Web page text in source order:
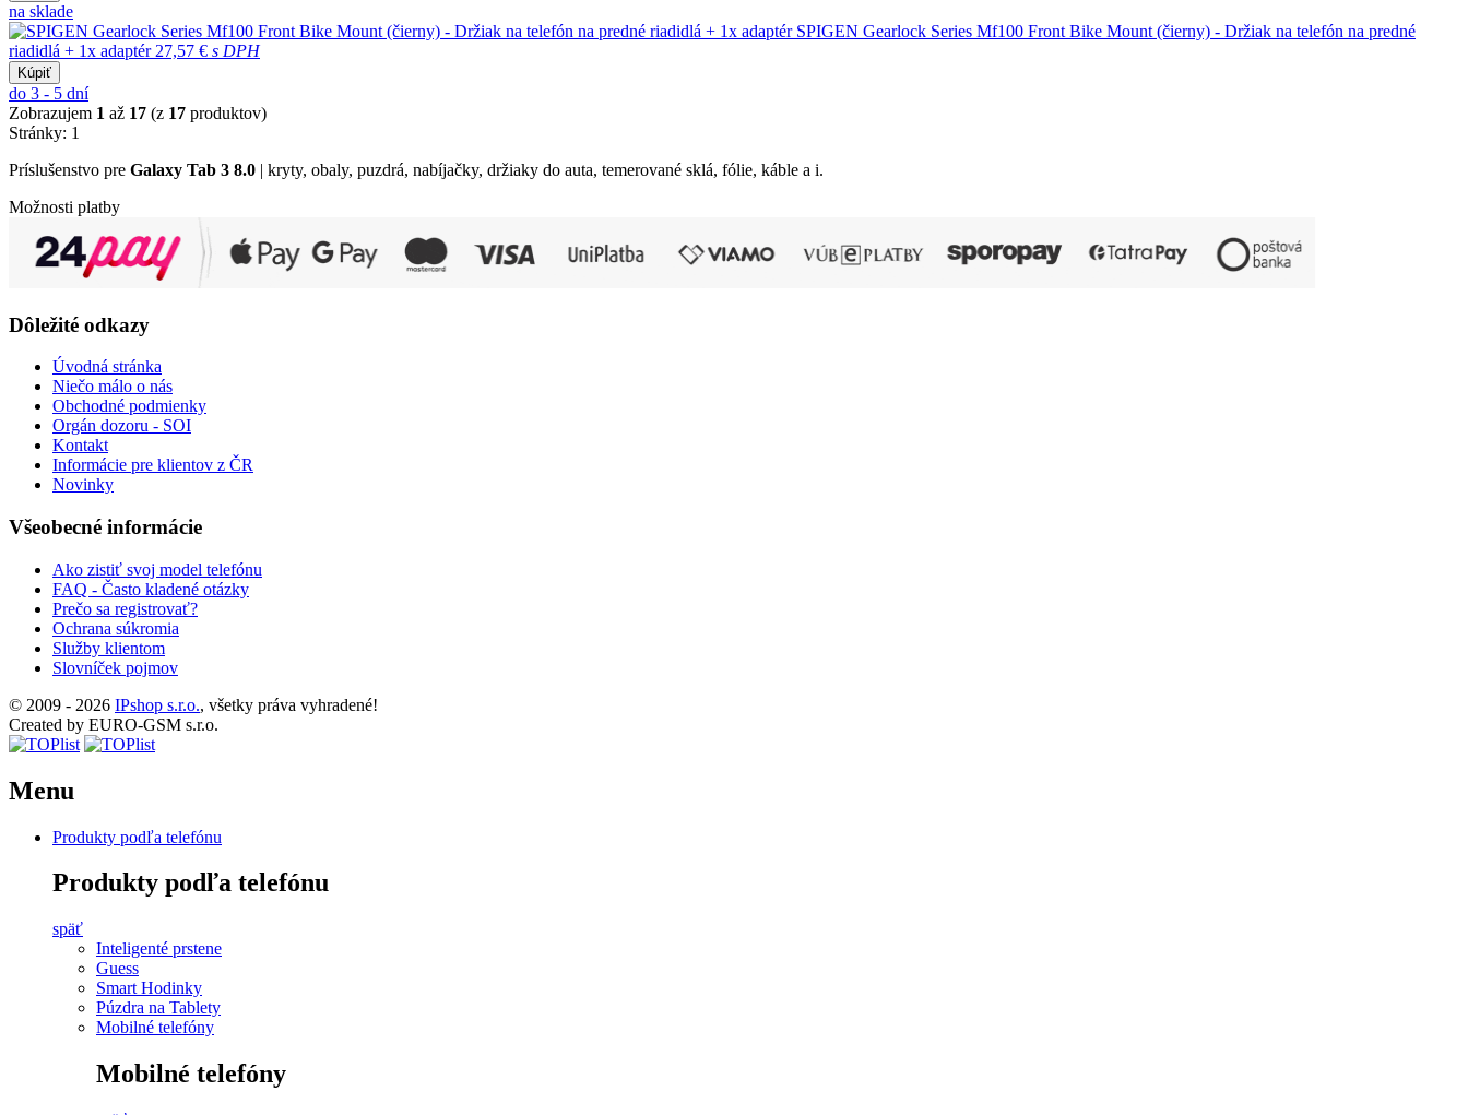
na sklade
SPIGEN Gearlock Series Mf100 Front Bike Mount (čierny) - Držiak na telefón na predné
riadidlá + 1x adaptér 27,57 € s DPH
Kúpiť
do 3 - 5 dní
Zobrazujem 1 až 17 (z 17 produktov)
Stránky: 1
Príslušenstvo pre Galaxy Tab 3 8.0 | kryty, obaly, puzdrá, nabíjačky, držiaky do auta, temerované sklá, fólie, káble a i.
Možnosti platby
Dôležité odkazy
Úvodná stránka
Niečo málo o nás
Obchodné podmienky
Orgán dozoru - SOI
Kontakt
Informácie pre klientov z ČR
Novinky
Všeobecné informácie
Ako zistiť svoj model telefónu
FAQ - Často kladené otázky
Prečo sa registrovať?
Ochrana súkromia
Služby klientom
Slovníček pojmov
© 2009 - 2026 IPshop s.r.o., všetky práva vyhradené!
Created by EURO-GSM s.r.o.
Menu
Produkty podľa telefónu
Produkty podľa telefónu
späť
Inteligenté prstene
Guess
Smart Hodinky
Púzdra na Tablety
Mobilné telefóny
Mobilné telefóny